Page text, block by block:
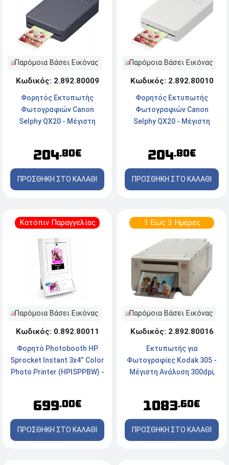
Παρόμοια Βάσει Εικόνας
Κωδικός: 2.892.80009
Φορητός Εκτυπωτής
Φωτογραφιών Canon
Selphy QX20 - Μέγιστη
204.80€
ΠΡΟΣΘΗΚΗ ΣΤΟ ΚΑΛΑΘΙ
Παρόμοια Βάσει Εικόνας
Κωδικός: 2.892.80010
Φορητός Εκτυπωτής
Φωτογραφιών Canon
Selphy QX20 - Μέγιστη
204.80€
ΠΡΟΣΘΗΚΗ ΣΤΟ ΚΑΛΑΘΙ
Κατόπιν Παραγγελίας
Παρόμοια Βάσει Εικόνας
Κωδικός: 0.892.80011
Φορητό Photobooth HP
Sprocket Instant 3x4” Color
Photo Printer (HPISPPBW) -
αισθητήρα 8MP CMOS, Wi-Fi
και πρωτοποριακή
τεχνολογία Zinc
699.00€
ΠΡΟΣΘΗΚΗ ΣΤΟ ΚΑΛΑΘΙ
1 Εώς 3 Ημέρες
Παρόμοια Βάσει Εικόνας
Κωδικός: 2.892.80016
Εκτυπωτής για
Φωτογραφίες Kodak 305 -
Μέγιστη Ανάλυση 300dpi,
1083.60€
ΠΡΟΣΘΗΚΗ ΣΤΟ ΚΑΛΑΘΙ